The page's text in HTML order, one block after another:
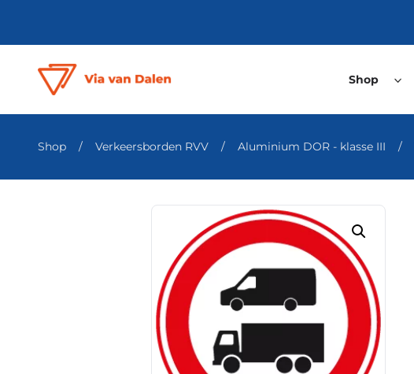
Shop
Shop / Verkeersborden RVV / Aluminium DOR - klasse III /